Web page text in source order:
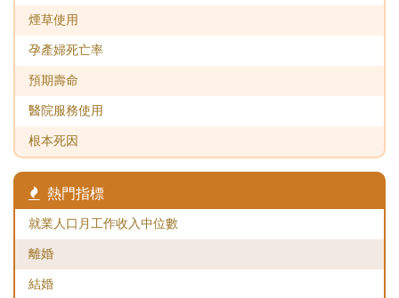
2014
2015
2016
2017 0
2018
2019 0
2020 0
煙草使用
孕產婦死亡率
預期壽命
醫院服務使用
根本死因
熱門指標
就業人口月工作收入中位數
離婚
結婚